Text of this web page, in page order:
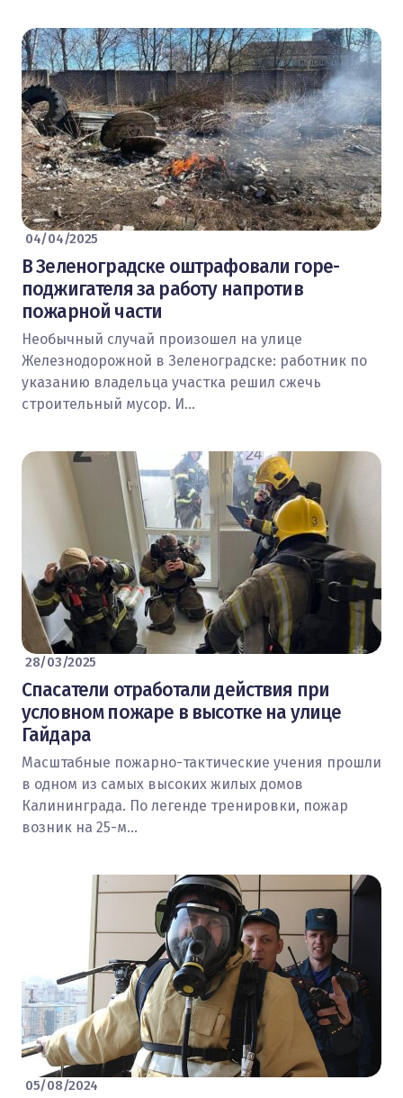
04/04/2025
В Зеленоградске оштрафовали горе-
поджигателя за работу напротив
пожарной части
Необычный случай произошел на улице
Железнодорожной в Зеленоградске: работник по
указанию владельца участка решил сжечь
строительный мусор. И…
28/03/2025
Спасатели отработали действия при
условном пожаре в высотке на улице
Гайдара
Масштабные пожарно-тактические учения прошли
в одном из самых высоких жилых домов
Калининграда. По легенде тренировки, пожар
возник на 25-м…
05/08/2024